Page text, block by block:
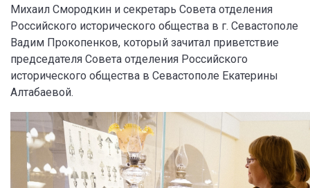
Михаил Смородкин и секретарь Совета отделения
Российского исторического общества в г. Севастополе
Вадим Прокопенков, который зачитал приветствие
председателя Совета отделения Российского
исторического общества в Севастополе Екатерины
Алтабаевой.